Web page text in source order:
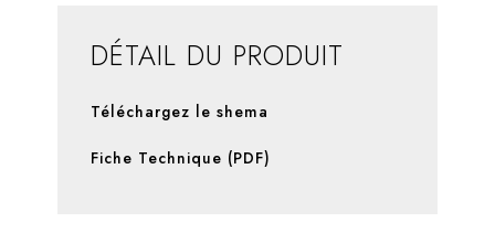
DÉTAIL DU PRODUIT
Téléchargez le shema
Fiche Technique (PDF)